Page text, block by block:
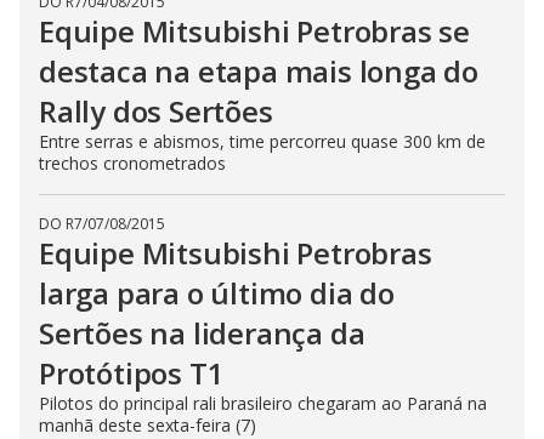
Equipe Mitsubishi Petrobras se
destaca na etapa mais longa do
Rally dos Sertões
Entre serras e abismos, time percorreu quase 300 km de
trechos cronometrados
DO R7/07/08/2015
Equipe Mitsubishi Petrobras
larga para o último dia do
Sertões na liderança da
Protótipos T1
Pilotos do principal rali brasileiro chegaram ao Paraná na
manhã deste sexta-feira (7)